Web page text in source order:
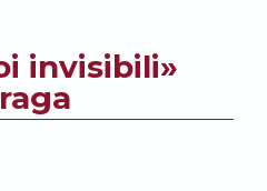
invisibili»